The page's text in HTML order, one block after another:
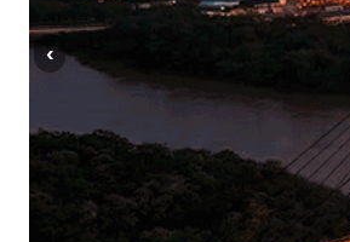
‹